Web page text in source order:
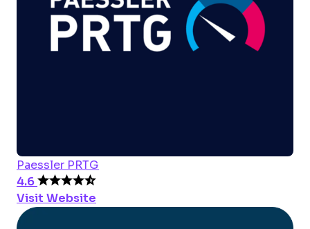
Paessler PRTG
4.6
Visit Website